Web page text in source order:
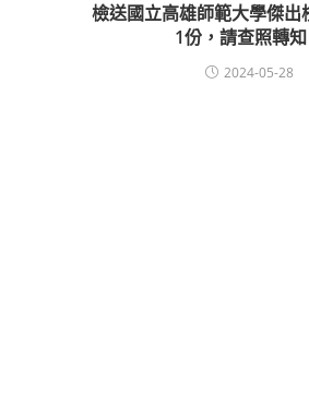
檢送國立高雄師範大學傑出
1份，請查照轉知
2024-05-28